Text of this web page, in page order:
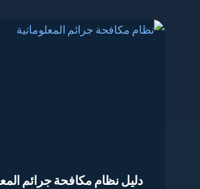
دليل نظام مكافحة جرائم